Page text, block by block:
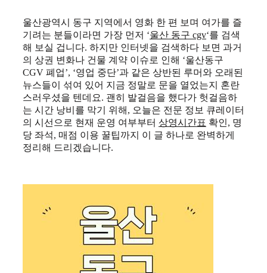
울산광역시 동구 지역에서 영화 한 편 보며 여가를 즐
기려는 분들이라면 가장 먼저 ‘울산 동구 cgv‘를 검색
해 보실 겁니다. 하지만 인터넷을 검색하다 보면 과거
의 상권 변화나 건물 계약 이슈로 인해 ‘울산동구
CGV 폐업’, ‘영업 중단’과 같은 상반된 루머와 오래된
뉴스들이 섞여 있어 지금 정말로 문을 열었는지 혼란
스러우셨을 텐데요. 괜히 발걸음을 했다가 헛걸음하
는 시간 낭비를 막기 위해, 오늘은 전문 정보 큐레이터
의 시선으로 현재 운영 여부부터 상영시간표 확인, 명
당 좌석, 매점 이용 꿀팁까지 이 글 하나로 완벽하게
정리해 드리겠습니다.